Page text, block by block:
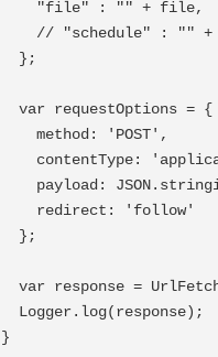
  var requestOptions = {
    method: 'POST',
  var response = UrlFetchApp.fetch("https://app.whacenter.com/api/send", requestOptions);
}